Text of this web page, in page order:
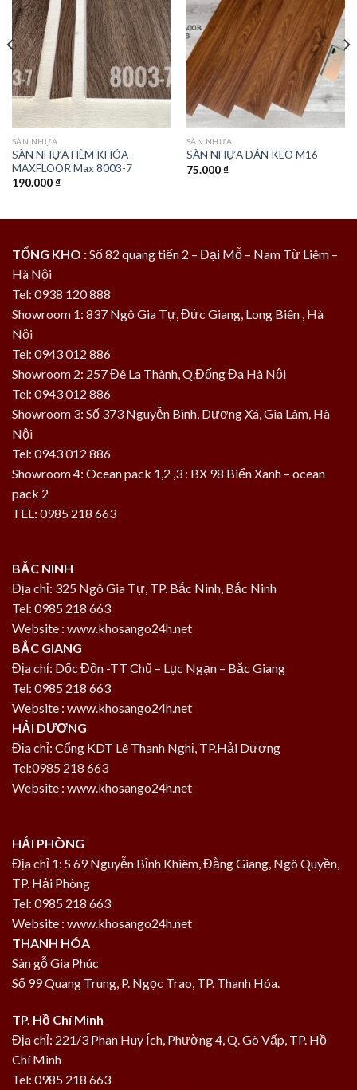
Add to
wishlist
SÀN NHỰA
SÀN NHỰA HÈM KHÓA
MAXFLOOR Max 8003-7
190.000₫
Add to
wishlist
SÀN NHỰA
SÀN NHỰA DÁN KEO M16
75.000₫
TỔNG KHO :Số 82 quang tiến 2 – Đại Mỗ – Nam Từ Liêm –
Hà Nội
Tel: 0938 120 888
Showroom 1: 837 Ngô Gia Tự, Đức Giang, Long Biên , Hà
Nội
Tel: 0943 012 886
Showroom 2: 257 Đê La Thành, Q.Đống Đa Hà Nội
Tel: 0943 012 886
Showroom 3: Số 373 Nguyễn Bình, Dương Xá, Gia Lâm, Hà
Nội
Tel: 0943 012 886
Showroom 4: Ocean pack 1,2 ,3 : BX 98 Biển Xanh – ocean
pack 2
TEL: 0985 218 663
BẮC NINH
Địa chỉ: 325 Ngô Gia Tự, TP. Bắc Ninh, Bắc Ninh
Tel: 0985 218 663
Website : www.khosango24h.net
BẮC GIANG
Địa chỉ: Dốc Đồn -TT Chũ – Lục Ngạn – Bắc Giang
Tel: 0985 218 663
Website : www.khosango24h.net
HẢI DƯƠNG
Địa chỉ: Cổng KDT Lê Thanh Nghị, TP.Hải Dương
Tel:0985 218 663
Website : www.khosango24h.net
HẢI PHÒNG
Địa chỉ 1: S 69 Nguyễn Bỉnh Khiêm, Đằng Giang, Ngô Quyền,
TP. Hải Phòng
Tel: 0985 218 663
Website : www.khosango24h.net
THANH HÓA
Sàn gỗ Gia Phúc
Số 99 Quang Trung, P. Ngọc Trao, TP. Thanh Hóa.
TP. Hồ Chí Minh
Địa chỉ: 221/3 Phan Huy Ích, Phường 4, Q. Gò Vấp, TP. Hồ
Chí Minh
Tel: 0985 218 663